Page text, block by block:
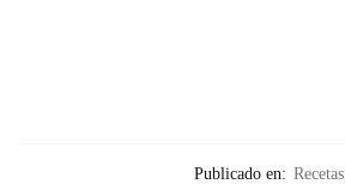
Publicado en: Recetas